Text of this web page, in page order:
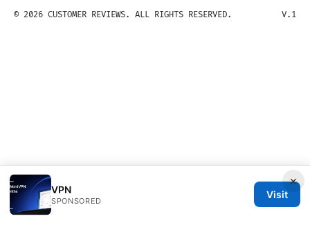
×
VPN
SPONSORED
Visit
© 2026 CUSTOMER REVIEWS. ALL RIGHTS RESERVED. V.1